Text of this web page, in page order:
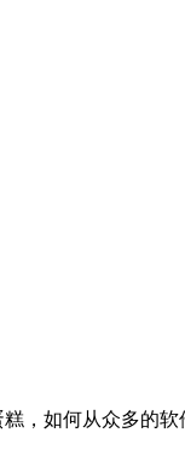
，如何从众多的